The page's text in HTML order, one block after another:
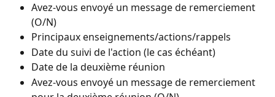
Avez-vous envoyé un message de remerciement
(O/N)
Principaux enseignements/actions/rappels
Date du suivi de l'action (le cas échéant)
Date de la deuxième réunion
Avez-vous envoyé un message de remerciement